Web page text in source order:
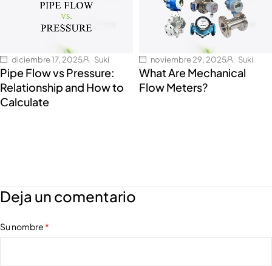
diciembre 17, 2025 Suki
Pipe Flow vs Pressure:
Relationship and How to
Calculate
noviembre 29, 2025 Suki
What Are Mechanical
Flow Meters?
Deja un comentario
Su nombre*